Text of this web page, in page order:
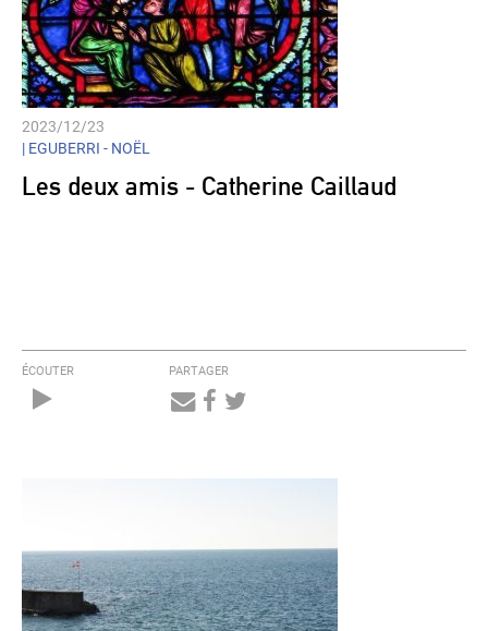
2023/12/23
| EGUBERRI - NOËL
Les deux amis - Catherine Caillaud
ÉCOUTER PARTAGER